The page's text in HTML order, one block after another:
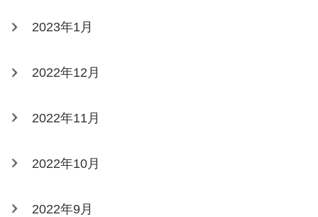
2023年1月
2022年12月
2022年11月
2022年10月
2022年9月